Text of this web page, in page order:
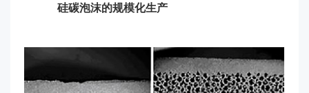
硅碳泡沫的规模化生产